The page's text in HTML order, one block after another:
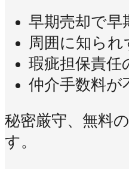
早期売却で早
周囲に知ら
瑕疵担保責任
仲介手数料が
秘密厳守、無料
す。